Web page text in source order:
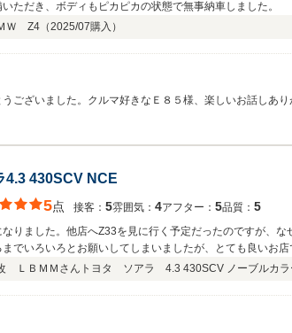
ただき、ボディもピカピカの状態で無事納車しました。
Ｗ Z4（2025/07購入）
ございました。クルマ好きなＥ８５様、楽しいお話しあ
4.3 430SCV NCE
5点 接客： 5雰囲気： 4アフター： 5品質： 5
りました。他店へZ33を見に行く予定だったのですが、
までいろいろとお願いしてしまいましたが、とても良いお
の度はありがとうございました。
ＬＢＭＭさん トヨタ ソアラ 4.3 430SCV ノーブルカラ